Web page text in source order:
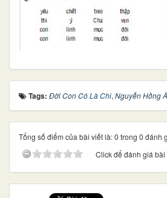
Tags: Đời Con Có Là Chi, Nguyễn Hồng
Tổng số điểm của bài viết là: 0 trong 0 đánh
Click để đánh giá bài